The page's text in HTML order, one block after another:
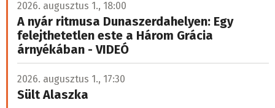
2026. augusztus 1., 18:00
A nyár ritmusa Dunaszerdahelyen: Egy
felejthetetlen este a Három Grácia
árnyékában - VIDEÓ
2026. augusztus 1., 17:30
Sült Alaszka